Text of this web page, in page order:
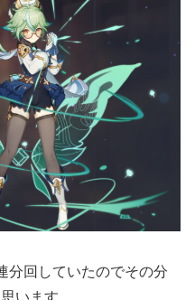
分回していたのでその分